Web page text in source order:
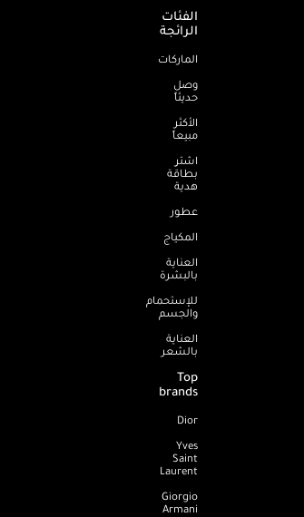
الفئات
الرائجة
الماركات
وصل
حديثاً
الأكثر
مبيعاً
اشترِ
بطاقة
هدية
عطور
المكياج
العناية
بالبشرة
للإستحمام
والجسم
العناية
بالشعر
Top
brands
Dior
Yves
Saint
Laurent
Giorgio
Armani